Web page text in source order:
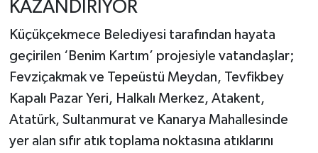
KAZANDIRIYOR
Küçükçekmece Belediyesi tarafından hayata
geçirilen ‘Benim Kartım’ projesiyle vatandaşlar;
Fevziçakmak ve Tepeüstü Meydan, Tevfikbey
Kapalı Pazar Yeri, Halkalı Merkez, Atakent,
Atatürk, Sultanmurat ve Kanarya Mahallesinde
yer alan sıfır atık toplama noktasına atıklarını